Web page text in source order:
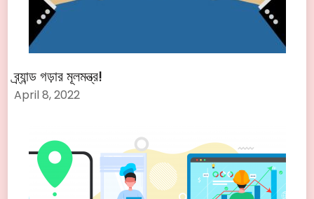
ব্র্যান্ড গড়ার মূলমন্ত্র!
April 8, 2022